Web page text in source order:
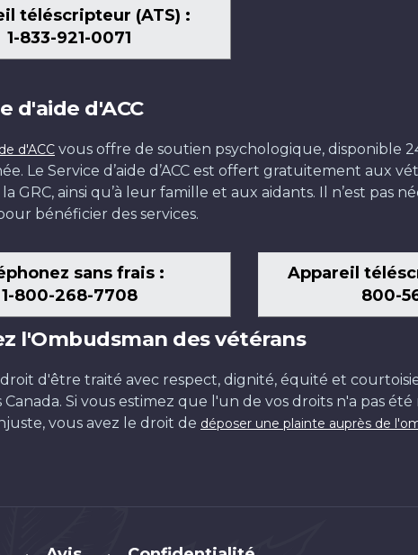
téléscripteur (ATS) :
1-833-921-0071
d'aide d'ACC
d'ACC vous offre de soutien psychologique, disponible
Le Service d’aide d’ACC est offert gratuitement aux
GRC, ainsi qu’à leur famille et aux aidants. Il n’est pas
bénéficier des services.
sans frais :
1-800-268-7708
Appareil
800-
l'Ombudsman des vétérans
d'être traité avec respect, dignité, équité et
Si vous estimez que l'un de vos droits n'a pas
vous avez le droit de déposer une plainte auprès de